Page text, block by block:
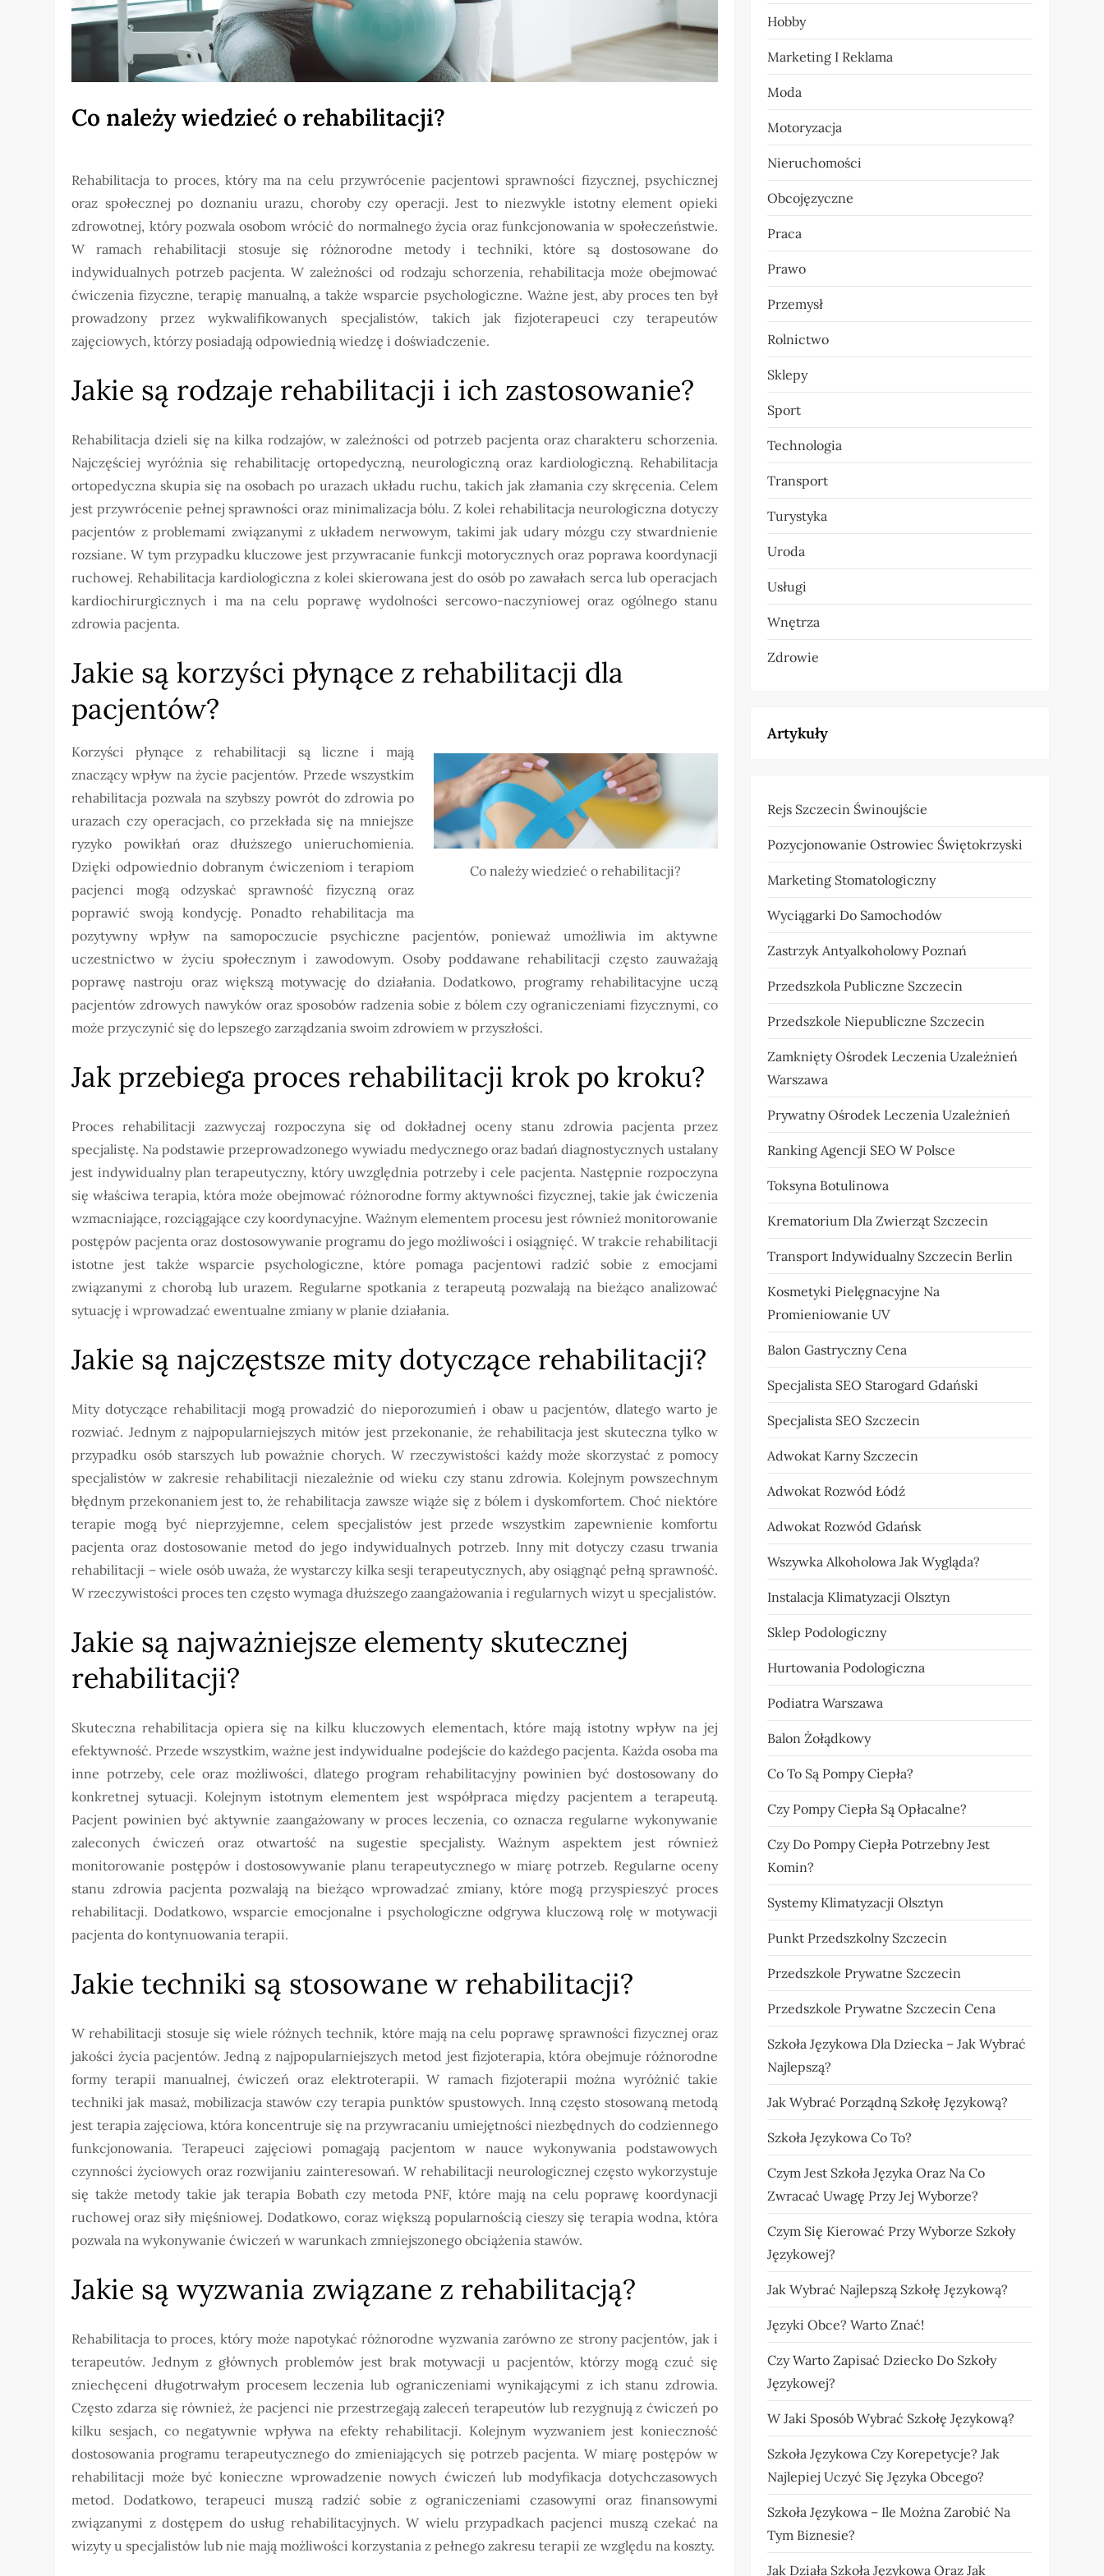
Co należy wiedzieć o rehabilitacji?
Rehabilitacja to proces, który ma na celu przywrócenie pacjentowi sprawności fizycznej, psychicznej
oraz społecznej po doznaniu urazu, choroby czy operacji. Jest to niezwykle istotny element opieki
zdrowotnej, który pozwala osobom wrócić do normalnego życia oraz funkcjonowania w społeczeństwie.
W ramach rehabilitacji stosuje się różnorodne metody i techniki, które są dostosowane do
indywidualnych potrzeb pacjenta. W zależności od rodzaju schorzenia, rehabilitacja może obejmować
ćwiczenia fizyczne, terapię manualną, a także wsparcie psychologiczne. Ważne jest, aby proces ten był
prowadzony przez wykwalifikowanych specjalistów, takich jak fizjoterapeuci czy terapeutów
zajęciowych, którzy posiadają odpowiednią wiedzę i doświadczenie.
Jakie są rodzaje rehabilitacji i ich zastosowanie?
Rehabilitacja dzieli się na kilka rodzajów, w zależności od potrzeb pacjenta oraz charakteru schorzenia.
Najczęściej wyróżnia się rehabilitację ortopedyczną, neurologiczną oraz kardiologiczną. Rehabilitacja
ortopedyczna skupia się na osobach po urazach układu ruchu, takich jak złamania czy skręcenia. Celem
jest przywrócenie pełnej sprawności oraz minimalizacja bólu. Z kolei rehabilitacja neurologiczna dotyczy
pacjentów z problemami związanymi z układem nerwowym, takimi jak udary mózgu czy stwardnienie
rozsiane. W tym przypadku kluczowe jest przywracanie funkcji motorycznych oraz poprawa koordynacji
ruchowej. Rehabilitacja kardiologiczna z kolei skierowana jest do osób po zawałach serca lub operacjach
kardiochirurgicznych i ma na celu poprawę wydolności sercowo-naczyniowej oraz ogólnego stanu
zdrowia pacjenta.
Jakie są korzyści płynące z rehabilitacji dla
pacjentów?
Co należy wiedzieć o rehabilitacji?
Korzyści płynące z rehabilitacji są liczne i mają
znaczący wpływ na życie pacjentów. Przede wszystkim
rehabilitacja pozwala na szybszy powrót do zdrowia po
urazach czy operacjach, co przekłada się na mniejsze
ryzyko powikłań oraz dłuższego unieruchomienia.
Dzięki odpowiednio dobranym ćwiczeniom i terapiom
pacjenci mogą odzyskać sprawność fizyczną oraz
poprawić swoją kondycję. Ponadto rehabilitacja ma
pozytywny wpływ na samopoczucie psychiczne pacjentów, ponieważ umożliwia im aktywne
uczestnictwo w życiu społecznym i zawodowym. Osoby poddawane rehabilitacji często zauważają
poprawę nastroju oraz większą motywację do działania. Dodatkowo, programy rehabilitacyjne uczą
pacjentów zdrowych nawyków oraz sposobów radzenia sobie z bólem czy ograniczeniami fizycznymi, co
może przyczynić się do lepszego zarządzania swoim zdrowiem w przyszłości.
Jak przebiega proces rehabilitacji krok po kroku?
Proces rehabilitacji zazwyczaj rozpoczyna się od dokładnej oceny stanu zdrowia pacjenta przez
specjalistę. Na podstawie przeprowadzonego wywiadu medycznego oraz badań diagnostycznych ustalany
jest indywidualny plan terapeutyczny, który uwzględnia potrzeby i cele pacjenta. Następnie rozpoczyna
się właściwa terapia, która może obejmować różnorodne formy aktywności fizycznej, takie jak ćwiczenia
wzmacniające, rozciągające czy koordynacyjne. Ważnym elementem procesu jest również monitorowanie
postępów pacjenta oraz dostosowywanie programu do jego możliwości i osiągnięć. W trakcie rehabilitacji
istotne jest także wsparcie psychologiczne, które pomaga pacjentowi radzić sobie z emocjami
związanymi z chorobą lub urazem. Regularne spotkania z terapeutą pozwalają na bieżąco analizować
sytuację i wprowadzać ewentualne zmiany w planie działania.
Jakie są najczęstsze mity dotyczące rehabilitacji?
Mity dotyczące rehabilitacji mogą prowadzić do nieporozumień i obaw u pacjentów, dlatego warto je
rozwiać. Jednym z najpopularniejszych mitów jest przekonanie, że rehabilitacja jest skuteczna tylko w
przypadku osób starszych lub poważnie chorych. W rzeczywistości każdy może skorzystać z pomocy
specjalistów w zakresie rehabilitacji niezależnie od wieku czy stanu zdrowia. Kolejnym powszechnym
błędnym przekonaniem jest to, że rehabilitacja zawsze wiąże się z bólem i dyskomfortem. Choć niektóre
terapie mogą być nieprzyjemne, celem specjalistów jest przede wszystkim zapewnienie komfortu
pacjenta oraz dostosowanie metod do jego indywidualnych potrzeb. Inny mit dotyczy czasu trwania
rehabilitacji – wiele osób uważa, że wystarczy kilka sesji terapeutycznych, aby osiągnąć pełną sprawność.
W rzeczywistości proces ten często wymaga dłuższego zaangażowania i regularnych wizyt u specjalistów.
Jakie są najważniejsze elementy skutecznej
rehabilitacji?
Skuteczna rehabilitacja opiera się na kilku kluczowych elementach, które mają istotny wpływ na jej
efektywność. Przede wszystkim, ważne jest indywidualne podejście do każdego pacjenta. Każda osoba ma
inne potrzeby, cele oraz możliwości, dlatego program rehabilitacyjny powinien być dostosowany do
konkretnej sytuacji. Kolejnym istotnym elementem jest współpraca między pacjentem a terapeutą.
Pacjent powinien być aktywnie zaangażowany w proces leczenia, co oznacza regularne wykonywanie
zaleconych ćwiczeń oraz otwartość na sugestie specjalisty. Ważnym aspektem jest również
monitorowanie postępów i dostosowywanie planu terapeutycznego w miarę potrzeb. Regularne oceny
stanu zdrowia pacjenta pozwalają na bieżąco wprowadzać zmiany, które mogą przyspieszyć proces
rehabilitacji. Dodatkowo, wsparcie emocjonalne i psychologiczne odgrywa kluczową rolę w motywacji
pacjenta do kontynuowania terapii.
Jakie techniki są stosowane w rehabilitacji?
W rehabilitacji stosuje się wiele różnych technik, które mają na celu poprawę sprawności fizycznej oraz
jakości życia pacjentów. Jedną z najpopularniejszych metod jest fizjoterapia, która obejmuje różnorodne
formy terapii manualnej, ćwiczeń oraz elektroterapii. W ramach fizjoterapii można wyróżnić takie
techniki jak masaż, mobilizacja stawów czy terapia punktów spustowych. Inną często stosowaną metodą
jest terapia zajęciowa, która koncentruje się na przywracaniu umiejętności niezbędnych do codziennego
funkcjonowania. Terapeuci zajęciowi pomagają pacjentom w nauce wykonywania podstawowych
czynności życiowych oraz rozwijaniu zainteresowań. W rehabilitacji neurologicznej często wykorzystuje
się także metody takie jak terapia Bobath czy metoda PNF, które mają na celu poprawę koordynacji
ruchowej oraz siły mięśniowej. Dodatkowo, coraz większą popularnością cieszy się terapia wodna, która
pozwala na wykonywanie ćwiczeń w warunkach zmniejszonego obciążenia stawów.
Jakie są wyzwania związane z rehabilitacją?
Rehabilitacja to proces, który może napotykać różnorodne wyzwania zarówno ze strony pacjentów, jak i
terapeutów. Jednym z głównych problemów jest brak motywacji u pacjentów, którzy mogą czuć się
zniechęceni długotrwałym procesem leczenia lub ograniczeniami wynikającymi z ich stanu zdrowia.
Często zdarza się również, że pacjenci nie przestrzegają zaleceń terapeutów lub rezygnują z ćwiczeń po
kilku sesjach, co negatywnie wpływa na efekty rehabilitacji. Kolejnym wyzwaniem jest konieczność
dostosowania programu terapeutycznego do zmieniających się potrzeb pacjenta. W miarę postępów w
rehabilitacji może być konieczne wprowadzenie nowych ćwiczeń lub modyfikacja dotychczasowych
metod. Dodatkowo, terapeuci muszą radzić sobie z ograniczeniami czasowymi oraz finansowymi
związanymi z dostępem do usług rehabilitacyjnych. W wielu przypadkach pacjenci muszą czekać na
wizyty u specjalistów lub nie mają możliwości korzystania z pełnego zakresu terapii ze względu na koszty.
Hobby
Marketing I Reklama
Moda
Motoryzacja
Nieruchomości
Obcojęzyczne
Praca
Prawo
Przemysł
Rolnictwo
Sklepy
Sport
Technologia
Transport
Turystyka
Uroda
Usługi
Wnętrza
Zdrowie
Artykuły
Rejs Szczecin Świnoujście
Pozycjonowanie Ostrowiec Świętokrzyski
Marketing Stomatologiczny
Wyciągarki Do Samochodów
Zastrzyk Antyalkoholowy Poznań
Przedszkola Publiczne Szczecin
Przedszkole Niepubliczne Szczecin
Zamknięty Ośrodek Leczenia Uzależnień
Warszawa
Prywatny Ośrodek Leczenia Uzależnień
Ranking Agencji SEO W Polsce
Toksyna Botulinowa
Krematorium Dla Zwierząt Szczecin
Transport Indywidualny Szczecin Berlin
Kosmetyki Pielęgnacyjne Na
Promieniowanie UV
Balon Gastryczny Cena
Specjalista SEO Starogard Gdański
Specjalista SEO Szczecin
Adwokat Karny Szczecin
Adwokat Rozwód Łódź
Adwokat Rozwód Gdańsk
Wszywka Alkoholowa Jak Wygląda?
Instalacja Klimatyzacji Olsztyn
Sklep Podologiczny
Hurtowania Podologiczna
Podiatra Warszawa
Balon Żołądkowy
Co To Są Pompy Ciepła?
Czy Pompy Ciepła Są Opłacalne?
Czy Do Pompy Ciepła Potrzebny Jest
Komin?
Systemy Klimatyzacji Olsztyn
Punkt Przedszkolny Szczecin
Przedszkole Prywatne Szczecin
Przedszkole Prywatne Szczecin Cena
Szkoła Językowa Dla Dziecka – Jak Wybrać
Najlepszą?
Jak Wybrać Porządną Szkołę Językową?
Szkoła Językowa Co To?
Czym Jest Szkoła Języka Oraz Na Co
Zwracać Uwagę Przy Jej Wyborze?
Czym Się Kierować Przy Wyborze Szkoły
Językowej?
Jak Wybrać Najlepszą Szkołę Językową?
Języki Obce? Warto Znać!
Czy Warto Zapisać Dziecko Do Szkoły
Językowej?
W Jaki Sposób Wybrać Szkołę Językową?
Szkoła Językowa Czy Korepetycje? Jak
Najlepiej Uczyć Się Języka Obcego?
Szkoła Językowa – Ile Można Zarobić Na
Tym Biznesie?
Jak Działa Szkoła Językowa Oraz Jak